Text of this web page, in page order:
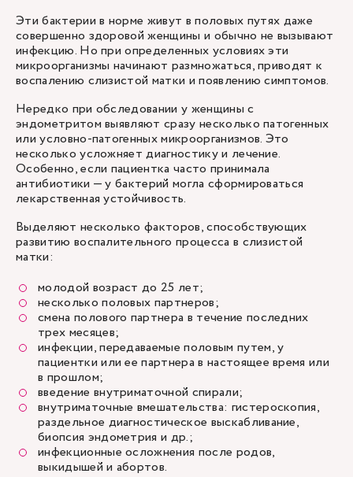
Эти бактерии в норме живут в половых путях даже
совершенно здоровой женщины и обычно не вызывают
инфекцию. Но при определенных условиях эти
микроорганизмы начинают размножаться, приводят к
воспалению слизистой матки и появлению симптомов.
Нередко при обследовании у женщины с
эндометритом выявляют сразу несколько патогенных
или условно-патогенных микроорганизмов. Это
несколько усложняет диагностику и лечение.
Особенно, если пациентка часто принимала
антибиотики — у бактерий могла сформироваться
лекарственная устойчивость.
Выделяют несколько факторов, способствующих
развитию воспалительного процесса в слизистой
матки:
молодой возраст до 25 лет;
несколько половых партнеров;
смена полового партнера в течение последних
трех месяцев;
инфекции, передаваемые половым путем, у
пациентки или ее партнера в настоящее время или
в прошлом;
введение внутриматочной спирали;
внутриматочные вмешательства: гистероскопия,
раздельное диагностическое выскабливание,
биопсия эндометрия и др.;
инфекционные осложнения после родов,
выкидышей и абортов.